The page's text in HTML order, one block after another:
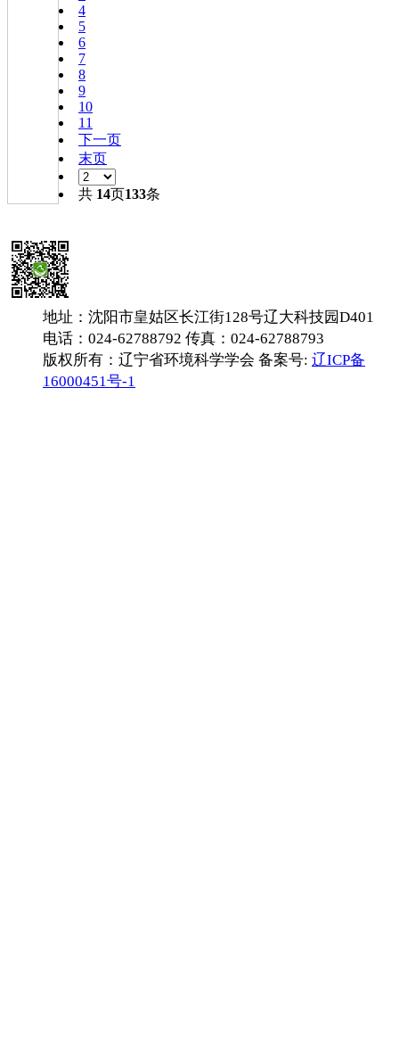
4
5
6
7
8
9
10
11
下一页
末页
共 14页133条
地址：沈阳市皇姑区长江街128号辽大科技园D401
电话：024-62788792 传真：024-62788793
版权所有：辽宁省环境科学学会 备案号: 辽ICP备
16000451号-1